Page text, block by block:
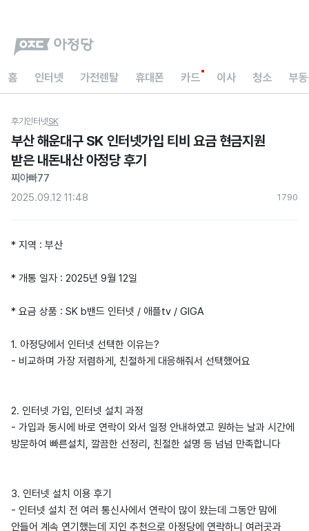
홈 인터넷 가전렌탈 휴대폰 카드 이사 청소 부
후기 인터넷SK
부산 해운대구 SK 인터넷가입 티비 요금 현금지원
받은 내돈내산 아정당 후기
찌아빠77
2025.09.12 11:48
1790
* 지역 : 부산
* 개통 일자 : 2025년 9월 12일
* 요금 상품 : SK b밴드 인터넷 / 애플tv / GIGA
1. 아정당에서 인터넷 선택한 이유는?
- 비교하며 가장 저렴하게, 친절하게 대응해줘서 선택했어요
2. 인터넷 가입, 인터넷 설치 과정
- 가입과 동시에 바로 연락이 와서 일정 안내하였고 원하는 날과 시간에
방문하여 빠른설치, 깔끔한 선정리, 친절한 설명 등 넘넘 만족합니다
3. 인터넷 설치 이용 후기
- 인터넷 설치 전 여러 통신사에서 연락이 많이 왔는데 그동안 맘에
안들어 계속 연기했는데 지인 추천으로 아정당에 연락하니 여러곳과